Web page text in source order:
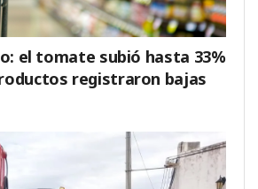
el tomate subió hasta 33%
registraron bajas